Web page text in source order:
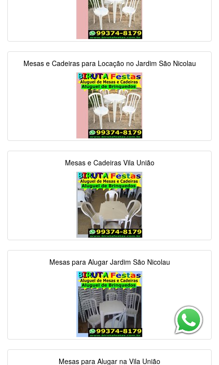
Mesas e Cadeiras para Locação no Jardim São Nicolau
Mesas e Cadeiras Vila União
Mesas para Alugar Jardim São Nicolau
Mesas para Alugar na Vila União